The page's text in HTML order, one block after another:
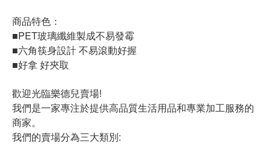
商品特色：
■PET玻璃纖維製成不易發霉
■六角筷身設計 不易滾動好握
■好拿 好夾取
歡迎光臨樂德兒賣場!
我們是一家專注於提供高品質生活用品和專業加工服務的
商家。
我們的賣場分為三大類別: